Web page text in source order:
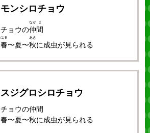
モンシロチョウ
チョウの仲
なか
間
ま
春
はる
〜夏〜秋
あき
に成虫が見られる
スジグロシロチョウ
チョウの仲間
春〜夏〜秋に成虫が見られる